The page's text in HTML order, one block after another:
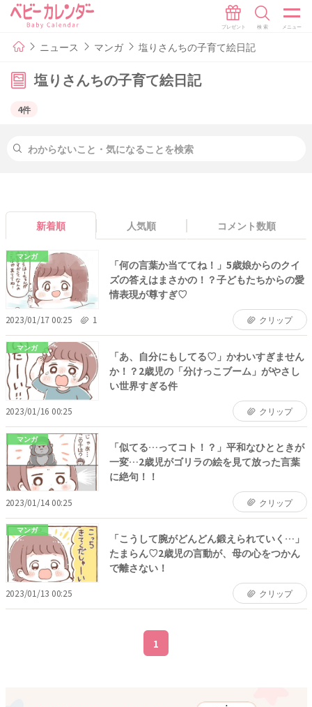
ニュース マンガ 塩りさんちの子育て絵日記
塩りさんちの子育て絵日記
4件
新着順 人気順 コメント数順
マンガ
「何の言葉か当ててね！」5歳娘からのクイ
ズの答えはまさかの！？子どもたちからの愛
情表現が尊すぎ♡
2023/01/17 00:25 1 クリップ
マンガ
「あ、自分にもしてる♡」かわいすぎません
か！？2歳児の「分けっこブーム」がやさし
い世界すぎる件
2023/01/16 00:25 クリップ
マンガ
「似てる…ってコト！？」平和なひとときが
一変…2歳児がゴリラの絵を見て放った言葉
に絶句！！
2023/01/14 00:25 クリップ
マンガ
「こうして腕がどんどん鍛えられていく…」
たまらん♡2歳児の言動が、母の心をつかん
で離さない！
2023/01/13 00:25 クリップ
1